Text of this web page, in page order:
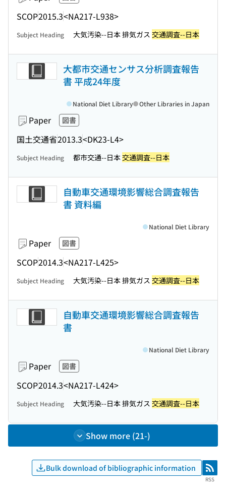
SCOP2015.3<NA217-L938>
Subject Heading 大気汚染--日本 排気ガス 交通調査--日本
大都市交通センサス分析調査報告
書 平成24年度
Paper 図書
国土交通省2013.3<DK23-L4>
National Diet Library Other Libraries in Japan
Subject Heading 都市交通--日本交通調査--日本
自動車交通環境影響総合調査報告
書 資料編
Paper 図書
SCOP2014.3<NA217-L425>
National Diet Library
Subject Heading 大気汚染--日本 排気ガス 交通調査--日本
自動車交通環境影響総合調査報告
書
Paper 図書
SCOP2014.3<NA217-L424>
National Diet Library
Subject Heading 大気汚染--日本 排気ガス 交通調査--日本
Show more (21-)
Bulk download of bibliographic information RSS
RSS